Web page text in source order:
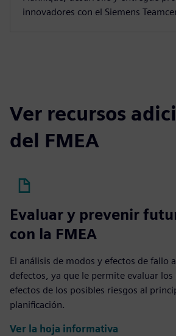
innovadores con el Siemens
Ver recursos
del FMEA
Evaluar y prevenir
con la FMEA
El análisis de modos y efectos de fallo
defectos, ya que le permite evaluar
efectos de los posibles riesgos al
planificación.
Ver la hoja informativa